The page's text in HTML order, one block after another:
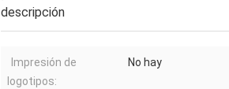
descripción
Impresión de
logotipos:
No hay